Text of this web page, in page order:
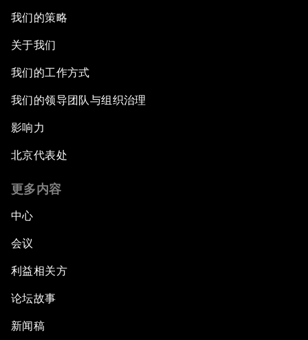
我们的策略
关于我们
我们的工作方式
我们的领导团队与组织治理
影响力
北京代表处
更多内容
中心
会议
利益相关方
论坛故事
新闻稿